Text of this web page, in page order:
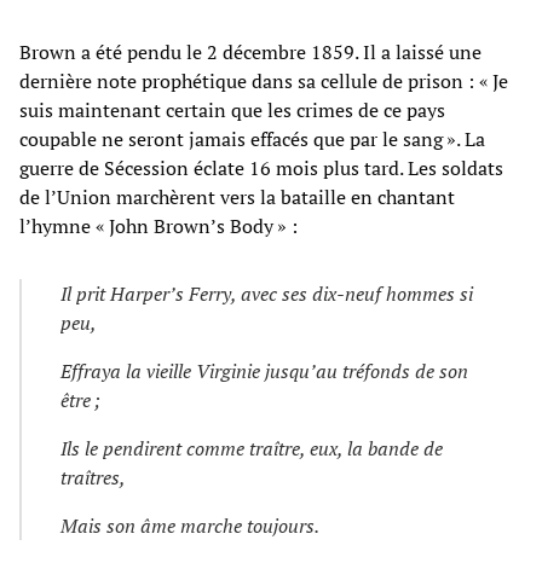
Brown a été pendu le 2 décembre 1859. Il a laissé une
dernière note prophétique dans sa cellule de prison : « Je
suis maintenant certain que les crimes de ce pays
coupable ne seront jamais effacés que par le sang ». La
guerre de Sécession éclate 16 mois plus tard. Les soldats
de l’Union marchèrent vers la bataille en chantant
l’hymne « John Brown’s Body » :
Il prit Harper’s Ferry, avec ses dix-neuf hommes si
peu,
Effraya la vieille Virginie jusqu’au tréfonds de son
être ;
Ils le pendirent comme traître, eux, la bande de
traîtres,
Mais son âme marche toujours.